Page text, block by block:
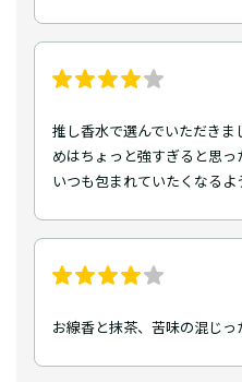
推し香水で選んでいただき
めはちょっと強すぎると思
いつも包まれていたくなる
お線香と抹茶、苦味の混じ